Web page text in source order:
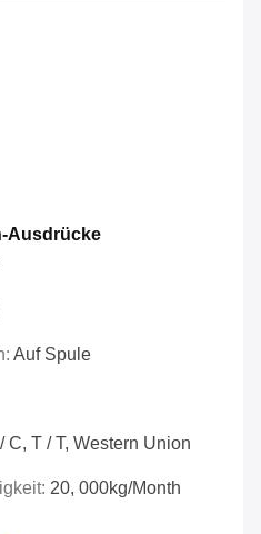
Ausdrücke
Auf Spule
C, T / T, Western Union
20, 000kg/month